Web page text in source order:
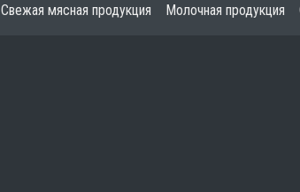
Свежая мясная продукция Молочная продукция